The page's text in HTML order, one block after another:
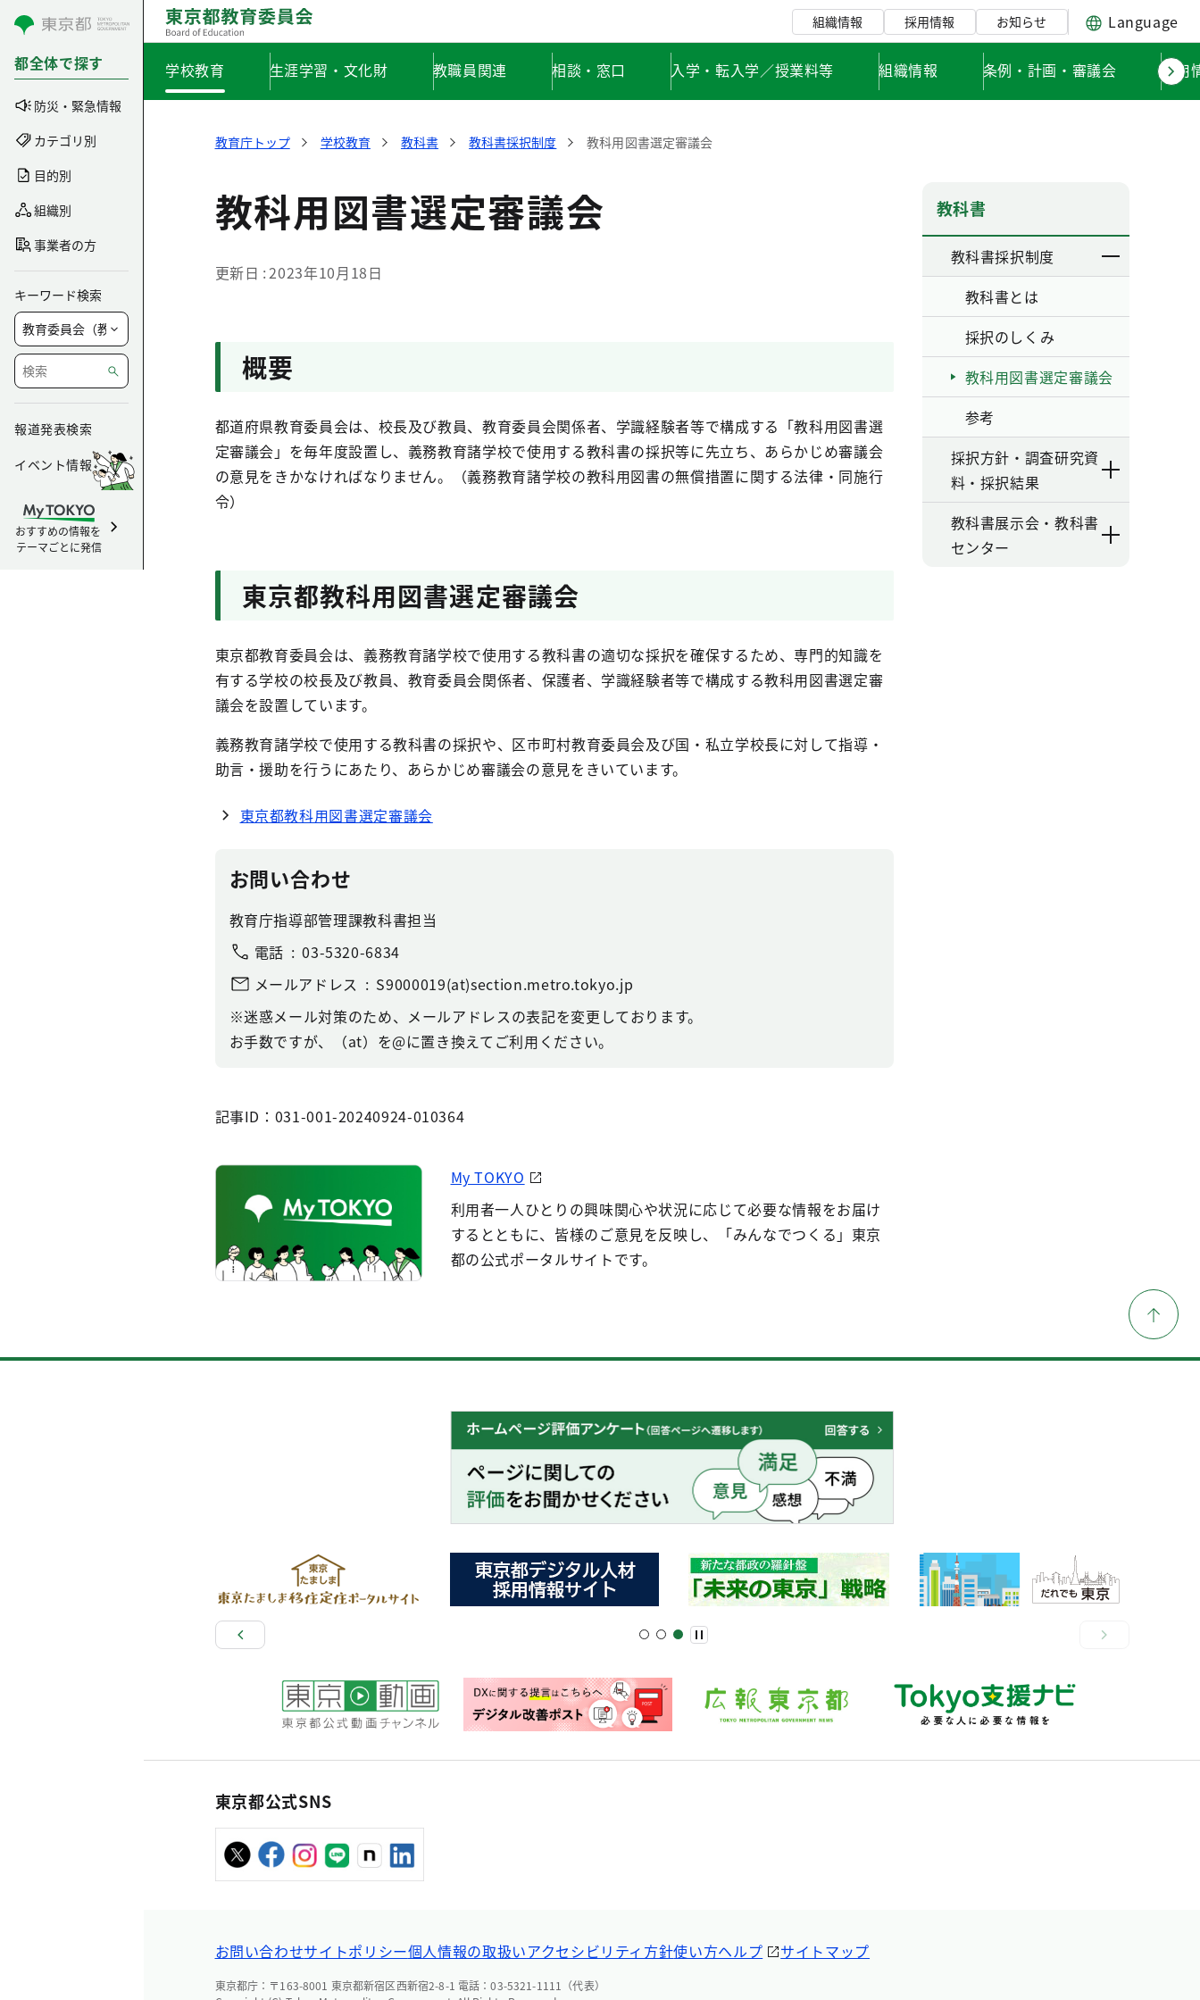
コンテンツにスキップ
都全体で探す
防災・緊急情報
カテゴリ別
目的別
組織別
事業者の方
キーワード検索
報道発表検索
イベント情報
おすすめの情報を
テーマごとに発信
組織情報 採用情報 お知らせ Language
学校教育 生涯学習・文化財 教職員関連 相談・窓口 入学・転入学／授業料等 組織情報 条例・計画・審議会 採用
教育庁トップ 学校教育 教科書 教科書採択制度 教科用図書選定審議会
教科用図書選定審議会
更新日 2023年10月18日
概要
都道府県教育委員会は、校長及び教員、教育委員会関係者、学識経験者等で構成する「教科用図書選
定審議会」を毎年度設置し、義務教育諸学校で使用する教科書の採択等に先立ち、あらかじめ審議会
の意見をきかなければなりません。（義務教育諸学校の教科用図書の無償措置に関する法律・同施行
令）
東京都教科用図書選定審議会
東京都教育委員会は、義務教育諸学校で使用する教科書の適切な採択を確保するため、専門的知識を
有する学校の校長及び教員、教育委員会関係者、保護者、学識経験者等で構成する教科用図書選定審
議会を設置しています。
義務教育諸学校で使用する教科書の採択や、区市町村教育委員会及び国・私立学校長に対して指導・
助言・援助を行うにあたり、あらかじめ審議会の意見をきいています。
東京都教科用図書選定審議会
お問い合わせ
教育庁指導部管理課教科書担当
電話
03-5320-6834
メールアドレス
S9000019(at)section.metro.tokyo.jp
※迷惑メール対策のため、メールアドレスの表記を変更しております。
お手数ですが、（at）を@に置き換えてご利用ください。
記事ID：031-001-20240924-010364
My TOKYO
利用者一人ひとりの興味関心や状況に応じて必要な情報をお届け
するとともに、皆様のご意見を反映し、「みんなでつくる」東京
都の公式ポータルサイトです。
教科書
教科書採択制度
教科書とは
採択のしくみ
教科用図書選定審議会
参考
採択方針・調査研究資
料・採択結果
教科書展示会・教科書
センター
東京都公式SNS
お問い合わせサイトポリシー個人情報の取扱いアクセシビリティ方針使い方ヘルプ サイトマップ
東京都庁：〒163-8001 東京都新宿区西新宿2-8-1 電話：03-5321-1111（代表）